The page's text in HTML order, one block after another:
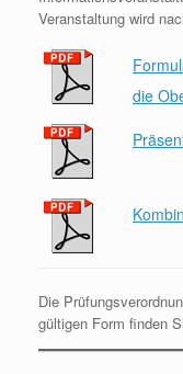
Veranstaltung wird
die
Die
gültigen Form finden